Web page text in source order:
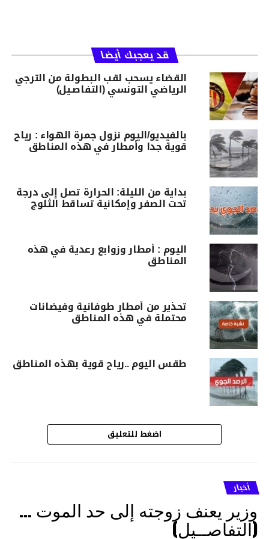
قد يعجبك أيضا
القضاء يسحب لقب البطولة من الترجي
الرياضي التونسي (التفاصـيل)
بالفيديو/اليوم نزول جمرة الهواء : رياح
قوية جدا وأمطار في هذه المناطق
بداية من الليلة: الحرارة تصل إلى درجة
تحت الصفر وإمكانية تساقط الثلوج
اليوم : أمطار وزوابع رعدية في هذه
المناطق
تحذير من أمطار طوفانية وفيضانات
محتملة في هذه المناطق
طقس اليوم ..رياح قوية بهذه المناطق
اضغط للتعليق
أخبار
وزير يعنف زوجته إلى حد الموت …
(التفاصــيل)